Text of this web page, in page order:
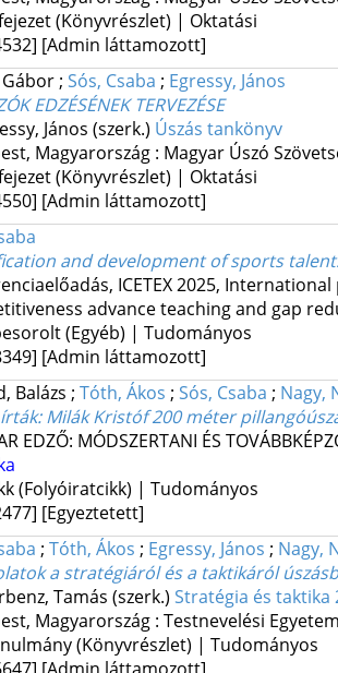
(Könyvrészlet) | Oktatási
[Admin láttamozott]
; Sós, Csaba ; Egressy, János
EDZÉSÉNEK TERVEZÉSE
János (szerk.) Úszás tankönyv
Magyarország : Magyar Úszó
(Könyvrészlet) | Oktatási
[Admin láttamozott]
and development of sports
, ICETEX 2025, International
advance teaching and gap
(Egyéb) | Tudományos
[Admin láttamozott]
Balázs ; Tóth, Ákos ; Sós, Csaba ; Nagy,
Milák Kristóf 200 méter
EDZŐ: MÓDSZERTANI ÉS
(Folyóiratcikk) | Tudományos
[Egyeztetett]
; Tóth, Ákos ; Egressy, János ; Nagy,
a stratégiáról és a taktikáról
Tamás (szerk.) Stratégia és taktika
Magyarország : Testnevelési
(Könyvrészlet) | Tudományos